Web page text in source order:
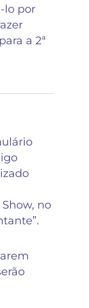
lo por
a 2ª
no